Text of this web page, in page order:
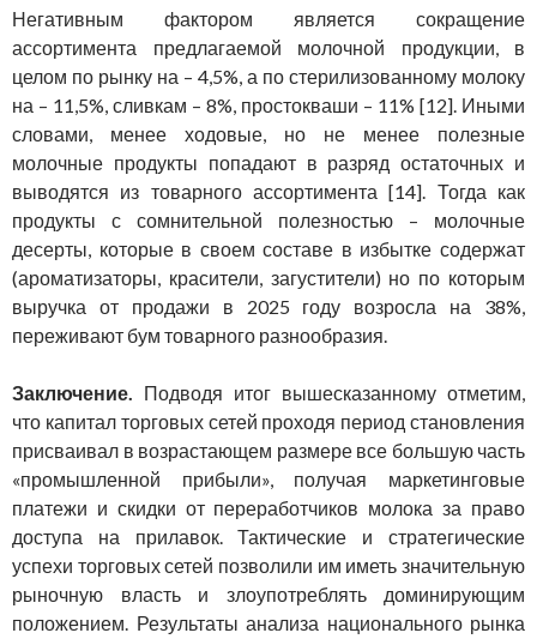
Негативным фактором является сокращение
ассортимента предлагаемой молочной продукции, в
целом по рынку на – 4,5%, а по стерилизованному молоку
на – 11,5%, сливкам – 8%, простокваши – 11% [12]. Иными
словами, менее ходовые, но не менее полезные
молочные продукты попадают в разряд остаточных и
выводятся из товарного ассортимента [14]. Тогда как
продукты с сомнительной полезностью – молочные
десерты, которые в своем составе в избытке содержат
(ароматизаторы, красители, загустители) но по которым
выручка от продажи в 2025 году возросла на 38%,
переживают бум товарного разнообразия.
Заключение. Подводя итог вышесказанному отметим,
что капитал торговых сетей проходя период становления
присваивал в возрастающем размере все большую часть
«промышленной прибыли», получая маркетинговые
платежи и скидки от переработчиков молока за право
доступа на прилавок. Тактические и стратегические
успехи торговых сетей позволили им иметь значительную
рыночную власть и злоупотреблять доминирующим
положением. Результаты анализа национального рынка